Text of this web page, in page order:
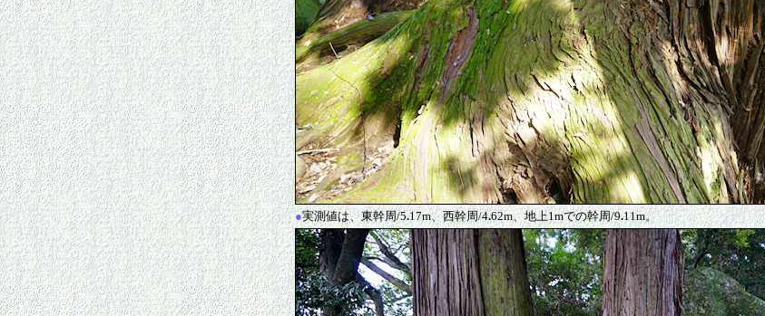
●実測値は、東幹周/5.17m、西幹周/4.62m、地上1mでの幹周/9.11m。